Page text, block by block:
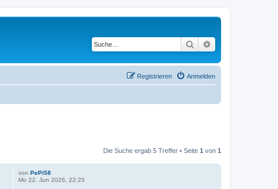
Suche
Anmelden
Registrieren
Die Suche ergab 5 Treffer • Seite 1 von 1
vonPePi58
Mo 22. Jun 2026, 22:25